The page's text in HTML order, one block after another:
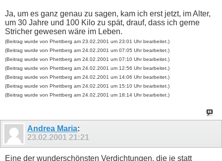
Ja, um es ganz genau zu sagen, kam ich erst jetzt, im Alter,
um 30 Jahre und 100 Kilo zu spät, drauf, dass ich gerne
Stricher gewesen wäre im Leben.
(Beitrag wurde von Phettberg am 23.02.2001 um 23:01 Uhr bearbeitet.)
(Beitrag wurde von Phettberg am 24.02.2001 um 07:05 Uhr bearbeitet.)
(Beitrag wurde von Phettberg am 24.02.2001 um 07:10 Uhr bearbeitet.)
(Beitrag wurde von Phettberg am 24.02.2001 um 12:56 Uhr bearbeitet.)
(Beitrag wurde von Phettberg am 24.02.2001 um 14:06 Uhr bearbeitet.)
(Beitrag wurde von Phettberg am 24.02.2001 um 15:10 Uhr bearbeitet.)
(Beitrag wurde von Phettberg am 24.02.2001 um 18:14 Uhr bearbeitet.)
Andrea Maria:
23.02.2001 21:21
Eine der wunderschönsten Verdichtungen, die je statt